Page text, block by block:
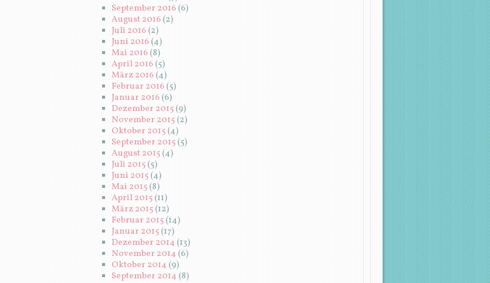
September 2016(6)
August 2016(2)
Juli 2016(2)
Juni 2016(4)
Mai 2016(8)
April 2016(5)
März 2016(4)
Februar 2016(5)
Januar 2016(6)
Dezember 2015(9)
November 2015(2)
Oktober 2015(4)
September 2015(5)
August 2015(4)
Juli 2015(5)
Juni 2015(4)
Mai 2015(8)
April 2015(11)
März 2015(12)
Februar 2015(14)
Januar 2015(17)
Dezember 2014 (13)
November 2014 (6)
Oktober 2014 (9)
September 2014 (8)